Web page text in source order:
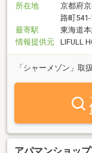
所在地
京都府
路町
最寄駅
東海道
情報提供元
LIFULL
「シャーメゾン」取